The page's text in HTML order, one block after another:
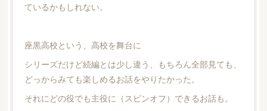
ているかもしれない。
座黒高校という、高校を舞台に
シリーズだけど続編とは少し違う、もちろん全部見ても、
どっからみても楽しめるお話をやりたかった。
それにどの役でも主役に（スピンオフ）できるお話も。